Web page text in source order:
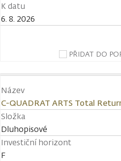
K datu
6. 8. 2026
PŘIDAT DO
Název
C-QUADRAT ARTS Total
Složka
Dluhopisové
Investiční horizont
F